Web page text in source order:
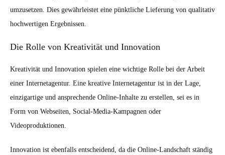
umzusetzen. Dies gewährleistet eine pünktliche Lieferung von qualitativ
hochwertigen Ergebnissen.
Die Rolle von Kreativität und Innovation
Kreativität und Innovation spielen eine wichtige Rolle bei der Arbeit
einer Internetagentur. Eine kreative Internetagentur ist in der Lage,
einzigartige und ansprechende Online-Inhalte zu erstellen, sei es in
Form von Webseiten, Social-Media-Kampagnen oder
Videoproduktionen.
Innovation ist ebenfalls entscheidend, da die Online-Landschaft ständig